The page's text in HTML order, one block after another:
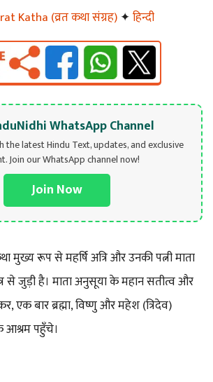
Katha (व्रत कथा संग्रह)✦हिन्दी
WhatsApp Channel
latest Hindu Text, updates, and exclusive
Join our WhatsApp channel now!
Join Now
मुख्य रूप से महर्षि अत्रि और उनकी पत्नी माता
से जुड़ी है। माता अनुसूया के महान सतीत्व और
एक बार ब्रह्मा, विष्णु और महेश (त्रिदेव)
आश्रम पहुँचे।